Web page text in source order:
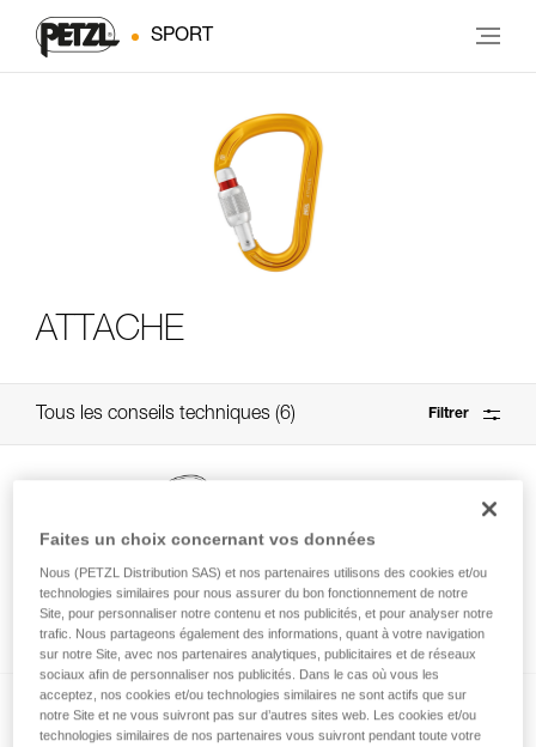
SPORT
ATTACHE
Tous les conseils techniques 6 Filtrer
Mousqueton à vis bloqué verrouillé
Faites un choix concernant vos données
Nous (PETZL Distribution SAS) et nos partenaires utilisons des cookies et/ou
technologies similaires pour nous assurer du bon fonctionnement de notre
Site, pour personnaliser notre contenu et nos publicités, et pour analyser notre
trafic. Nous partageons également des informations, quant à votre navigation
sur notre Site, avec nos partenaires analytiques, publicitaires et de réseaux
sociaux afin de personnaliser nos publicités. Dans le cas où vous les
acceptez, nos cookies et/ou technologies similaires ne sont actifs que sur
notre Site et ne vous suivront pas sur d’autres sites web. Les cookies et/ou
technologies similaires de nos partenaires vous suivront pendant toute votre